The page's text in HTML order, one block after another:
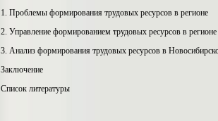
1. Проблемы формирования трудовых ресурсов в регионе
2. Управление формированием трудовых ресурсов в регионе
3. Анализ формирования трудовых ресурсов в
Заключение
Список литературы